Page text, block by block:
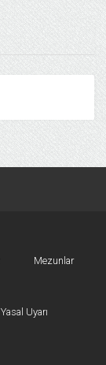
Mezunlar
Yasal Uyarı